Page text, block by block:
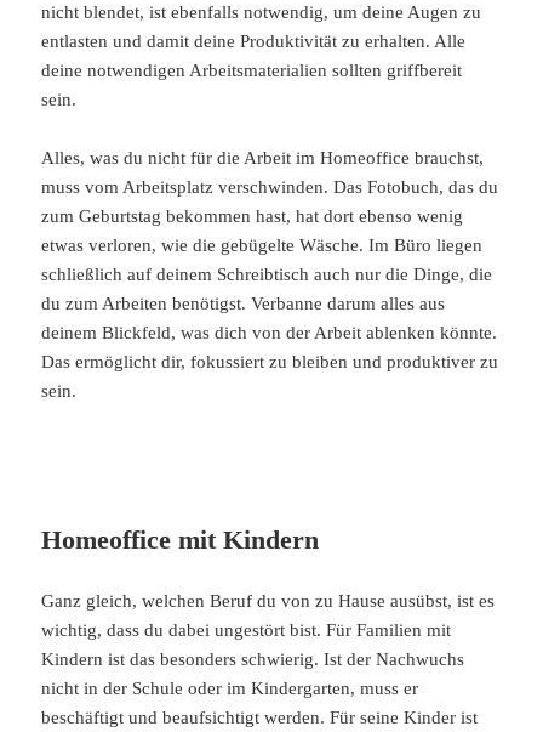
nicht blendet, ist ebenfalls notwendig, um deine Augen zu
entlasten und damit deine Produktivität zu erhalten. Alle
deine notwendigen Arbeitsmaterialien sollten griffbereit
sein.
Alles, was du nicht für die Arbeit im Homeoffice brauchst,
muss vom Arbeitsplatz verschwinden. Das Fotobuch, das du
zum Geburtstag bekommen hast, hat dort ebenso wenig
etwas verloren, wie die gebügelte Wäsche. Im Büro liegen
schließlich auf deinem Schreibtisch auch nur die Dinge, die
du zum Arbeiten benötigst. Verbanne darum alles aus
deinem Blickfeld, was dich von der Arbeit ablenken könnte.
Das ermöglicht dir, fokussiert zu bleiben und produktiver zu
sein.
Homeoffice mit Kindern
Ganz gleich, welchen Beruf du von zu Hause ausübst, ist es
wichtig, dass du dabei ungestört bist. Für Familien mit
Kindern ist das besonders schwierig. Ist der Nachwuchs
nicht in der Schule oder im Kindergarten, muss er
beschäftigt und beaufsichtigt werden. Für seine Kinder ist